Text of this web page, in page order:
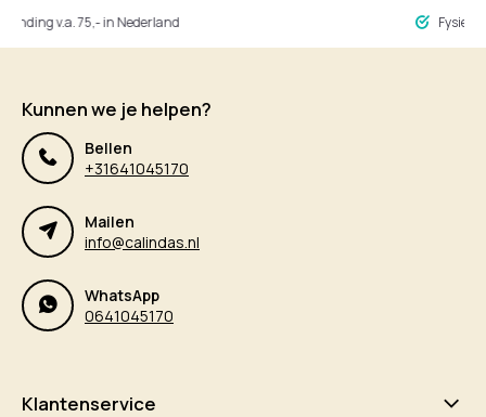
v.a. 75,- in Nederland Fysieke
Kunnen we je helpen?
Bellen
+31641045170
Mailen
info@calindas.nl
WhatsApp
0641045170
Klantenservice